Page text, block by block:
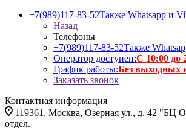
+7(989)117-83-52Также Whatsapp и
Назад
Телефоны
+7(989)117-83-52Также
Оператор доступен:С 10:00 до
График работы:Без выходных
Заказать звонок
Контактная информация
119361, Москва, Озерная ул., д. 42 "БЦ
отдел.